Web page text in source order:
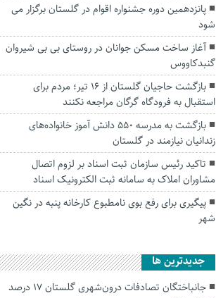
پانزدهمین دوره جشنواره اقوام در گلستان برگزار می
شود
آغاز ساخت مسکن جوانان در روستای بی بی شیروان
گنبدکاووس
بازگشت حاجیان گلستان از ۱۶ تیر؛ مردم برای
استقبال به فرودگاه گرگان مراجعه نکنند
بازگشت به مدرسه ۵۵۰ دانش آموز خانواده‌های
زندانیان نیازمند در گلستان
تاکید رئیس سازمان ثبت اسناد بر لزوم اتصال
مشاوران املاک به سامانه ثبت الکترونیک اسناد
پیگیری برای رفع بوی نامطبوع کارخانه پنبه در نگین
شهر
جديدترين ها
جانباختگان تصادفات درون‌شهری گلستان ۱۷ درصد